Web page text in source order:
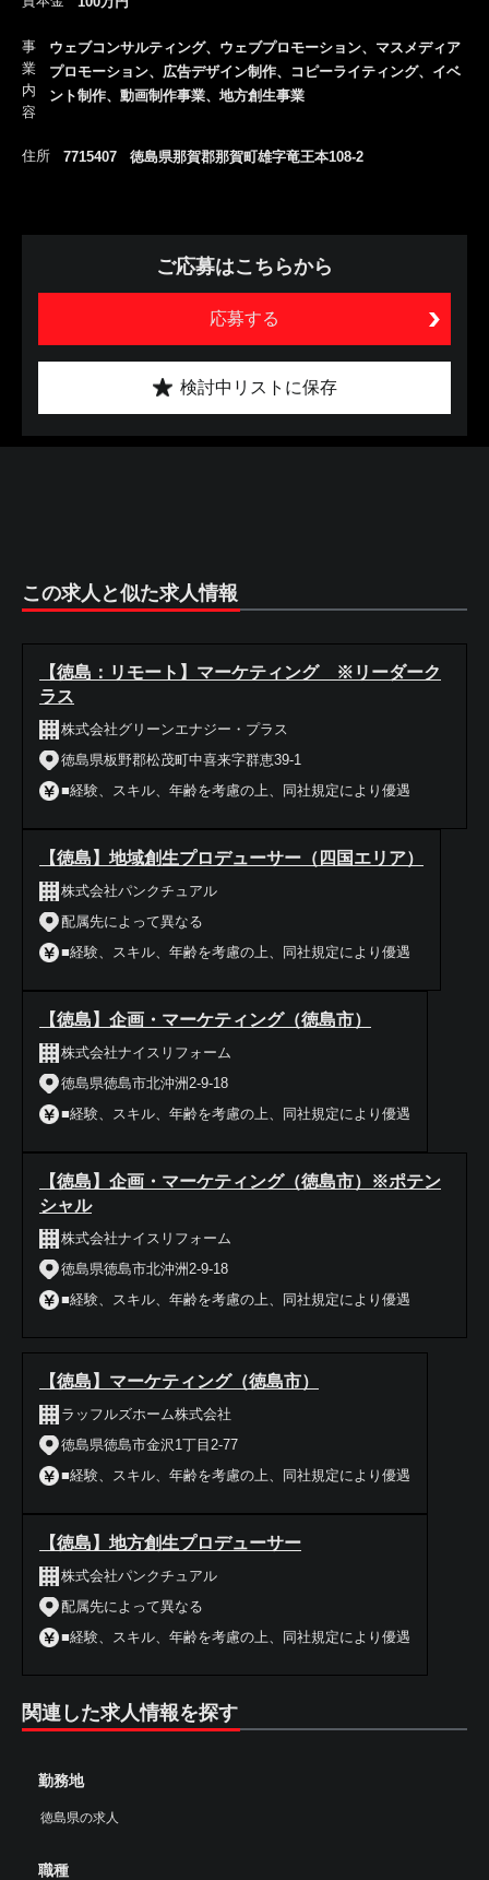
事
業
内
容
ウェブコンサルティング、ウェブプロモーション、マスメディア
プロモーション、広告デザイン制作、コピーライティング、イベ
ント制作、動画制作事業、地方創生事業
住所 7715407 徳島県那賀郡那賀町雄字竜王本108-2
ご応募はこちらから
応募する
検討中リストに保存
この求人と似た求人情報
【徳島：リモート】マーケティング ※リーダーク
ラス
株式会社グリーンエナジー・プラス
徳島県板野郡松茂町中喜来字群恵39-1
■経験、スキル、年齢を考慮の上、同社規定により優遇
【徳島】地域創生プロデューサー（四国エリア）
株式会社パンクチュアル
配属先によって異なる
■経験、スキル、年齢を考慮の上、同社規定により優遇
【徳島】企画・マーケティング（徳島市）
株式会社ナイスリフォーム
徳島県徳島市北沖洲2-9-18
■経験、スキル、年齢を考慮の上、同社規定により優遇
【徳島】企画・マーケティング（徳島市）※ポテン
シャル
株式会社ナイスリフォーム
徳島県徳島市北沖洲2-9-18
■経験、スキル、年齢を考慮の上、同社規定により優遇
【徳島】マーケティング（徳島市）
ラッフルズホーム株式会社
徳島県徳島市金沢1丁目2-77
■経験、スキル、年齢を考慮の上、同社規定により優遇
【徳島】地方創生プロデューサー
株式会社パンクチュアル
配属先によって異なる
■経験、スキル、年齢を考慮の上、同社規定により優遇
関連した求人情報を探す
勤務地
徳島県の求人
職種